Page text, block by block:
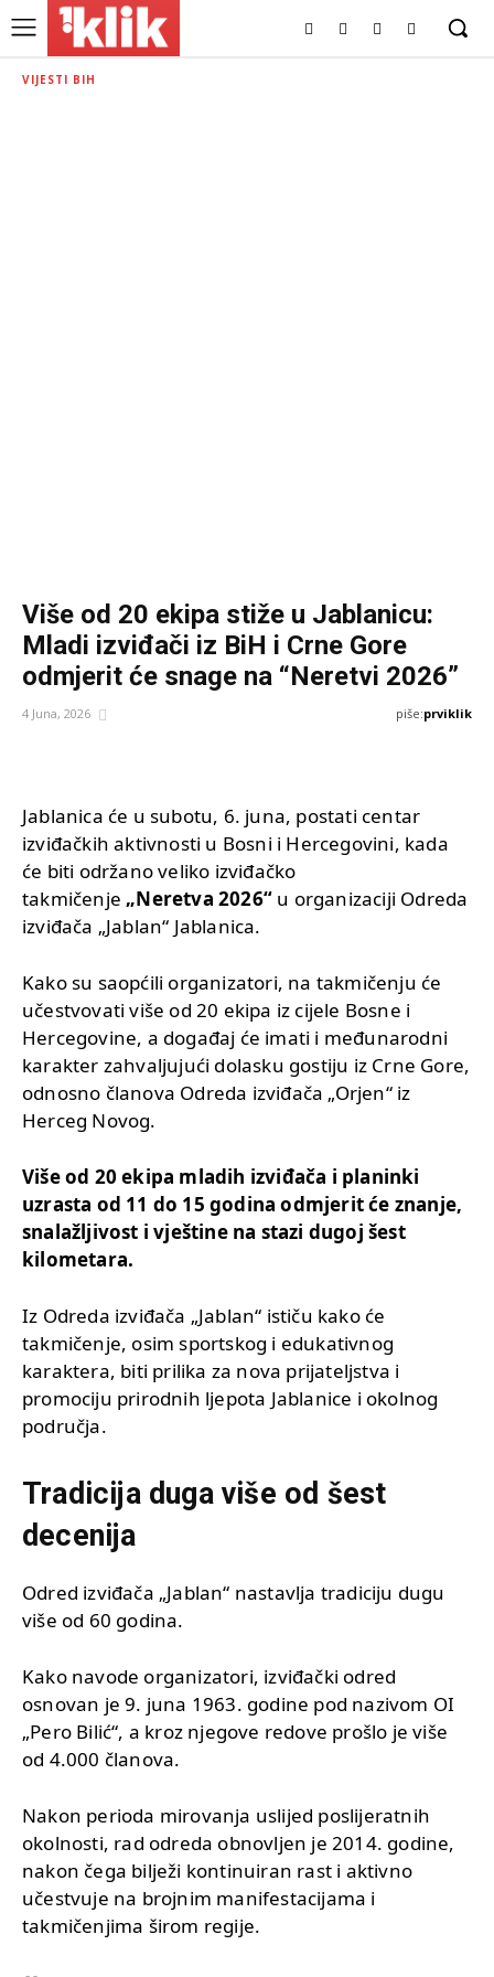
VIJESTI BIH
Više od 20 ekipa stiže u Jablanicu:
Mladi izviđači iz BiH i Crne Gore
odmjerit će snage na “Neretvi 2026”
4 Juna, 2026 piše:prviklik
Jablanica će u subotu, 6. juna, postati centar
izviđačkih aktivnosti u Bosni i Hercegovini, kada
će biti održano veliko izviđačko
takmičenje „Neretva 2026“ u organizaciji Odreda
izviđača „Jablan“ Jablanica.
Kako su saopćili organizatori, na takmičenju će
učestvovati više od 20 ekipa iz cijele Bosne i
Hercegovine, a događaj će imati i međunarodni
karakter zahvaljujući dolasku gostiju iz Crne Gore,
odnosno članova Odreda izviđača „Orjen“ iz
Herceg Novog.
Više od 20 ekipa mladih izviđača i planinki
uzrasta od 11 do 15 godina odmjerit će znanje,
snalažljivost i vještine na stazi dugoj šest
kilometara.
Iz Odreda izviđača „Jablan“ ističu kako će
takmičenje, osim sportskog i edukativnog
karaktera, biti prilika za nova prijateljstva i
promociju prirodnih ljepota Jablanice i okolnog
područja.
Tradicija duga više od šest
decenija
Odred izviđača „Jablan“ nastavlja tradiciju dugu
više od 60 godina.
Kako navode organizatori, izviđački odred
osnovan je 9. juna 1963. godine pod nazivom OI
„Pero Bilić“, a kroz njegove redove prošlo je više
od 4.000 članova.
Nakon perioda mirovanja uslijed poslijeratnih
okolnosti, rad odreda obnovljen je 2014. godine,
nakon čega bilježi kontinuiran rast i aktivno
učestvuje na brojnim manifestacijama i
takmičenjima širom regije.